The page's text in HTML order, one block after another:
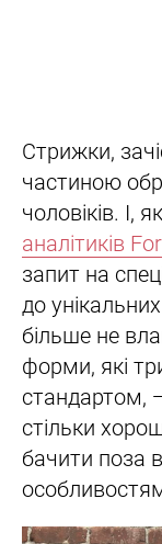
Стрижки,
частиною
чоловіків. І,
аналітиків
запит на
до
більше не
форми, які
стандартом,
стільки
бачити поза